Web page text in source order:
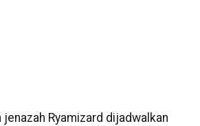
jenazah Ryamizard dijadwalkan